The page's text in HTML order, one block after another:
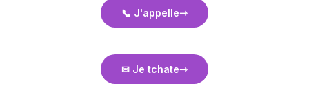
📞 J'appelle
✉ Je tchate